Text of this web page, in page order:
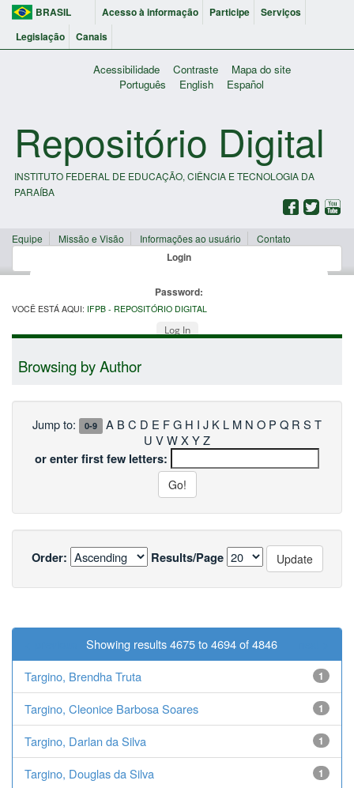
BRASIL Acesso à informação Participe
Serviços
Legislação
Canais
Acessibilidade Contraste
Mapa do site
Português
English Español
Repositório Digital
INSTITUTO FEDERAL DE EDUCAÇÃO, CIÊNCIA E TECNOLOGIA DA
PARAÍBA
Equipe Missão e Visão Informações ao usuário Contato
Login
Password:
Log In
VOCÊ ESTÁ AQUI: IFPB - REPOSITÓRIO DIGITAL
Browsing by Author
Jump to: 0-9 A B C D E F G H I J K L M N O P Q R S T
U VWX YZ
or enter first few letters:
Order: Results/Page
Showing results 4675 to 4694 of 4846
Targino, Brendha Truta
1
Targino, Cleonice Barbosa Soares 1
Targino, Darlan da Silva 1
Targino, Douglas da Silva 1